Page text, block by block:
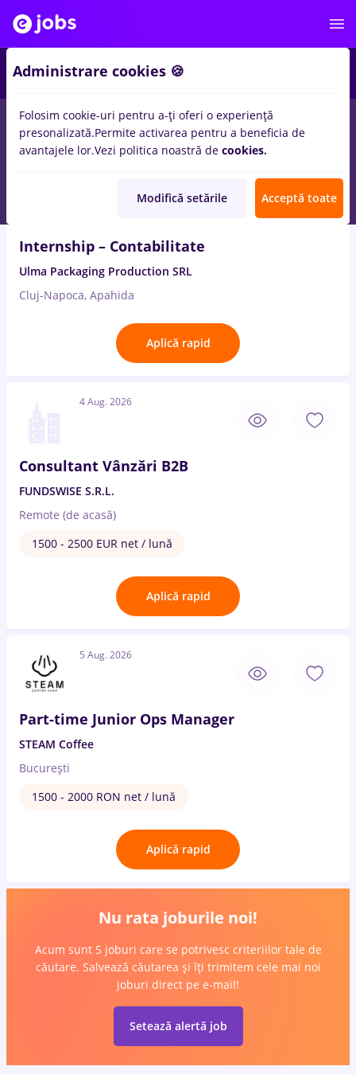
locuri de muncaeconomic, Part timepentruEntry-Level (< 2
ani)
Internship – Contabilitate
Ulma Packaging Production SRL
Cluj-Napoca, Apahida
Aplică rapid
4 Aug. 2026
Consultant Vânzări B2B
FUNDSWISE S.R.L.
Remote (de acasă)
1500 - 2500 EUR net / lună
Aplică rapid
5 Aug. 2026
Part-time Junior Ops Manager
STEAM Coffee
București
1500 - 2000 RON net / lună
Aplică rapid
Nu rata joburile noi!
Acum sunt 5 joburi care se potrivesc criteriilor tale de
căutare. Salvează căutarea și îți trimitem cele mai noi
joburi direct pe e-mail!
Setează alertă job
Administrare cookies 🍪
Folosim cookie-uri pentru a-ți oferi o experiență
presonalizată.Permite activarea pentru a beneficia de
avantajele lor.Vezi politica noastră de cookies.
Modifică setările Acceptă toate